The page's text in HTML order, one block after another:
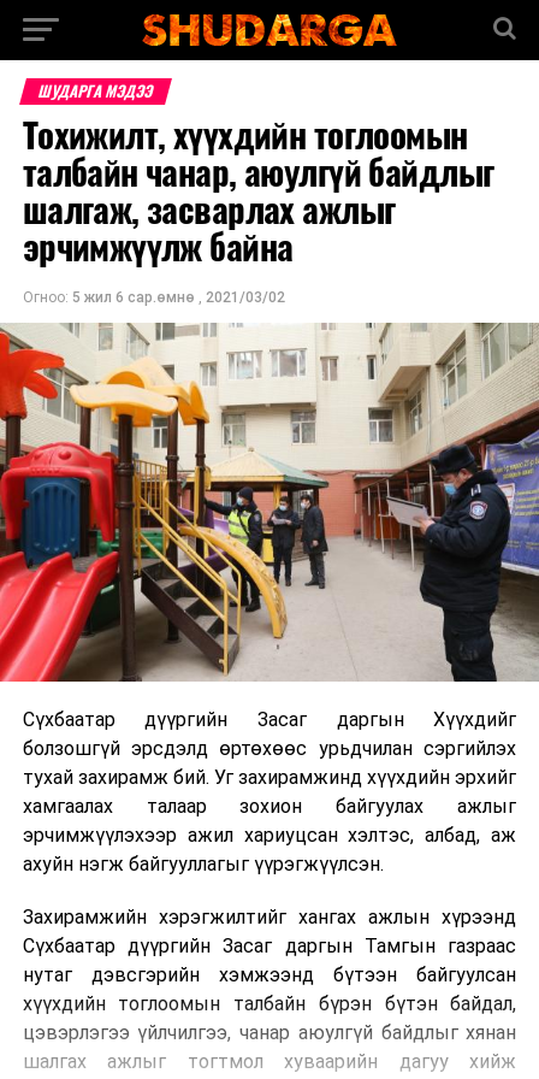
ШУДАРГА МЭДЭЭ
Тохижилт, хүүхдийн тоглоомын
талбайн чанар, аюулгүй байдлыг
шалгаж, засварлах ажлыг
эрчимжүүлж байна
Огноо: 5 жил 6 сар.өмнө , 2021/03/02
Сүхбаатар дүүргийн Засаг даргын Хүүхдийг
болзошгүй эрсдэлд өртөхөөс урьдчилан сэргийлэх
тухай захирамж бий. Уг захирамжинд хүүхдийн эрхийг
хамгаалах талаар зохион байгуулах ажлыг
эрчимжүүлэхээр ажил хариуцсан хэлтэс, албад, аж
ахуйн нэгж байгууллагыг үүрэгжүүлсэн.
Захирамжийн хэрэгжилтийг хангах ажлын хүрээнд
Сүхбаатар дүүргийн Засаг даргын Тамгын газраас
нутаг дэвсгэрийн хэмжээнд бүтээн байгуулсан
хүүхдийн тоглоомын талбайн бүрэн бүтэн байдал,
цэвэрлэгээ үйлчилгээ, чанар аюулгүй байдлыг хянан
шалгах ажлыг тогтмол хуваарийн дагуу хийж